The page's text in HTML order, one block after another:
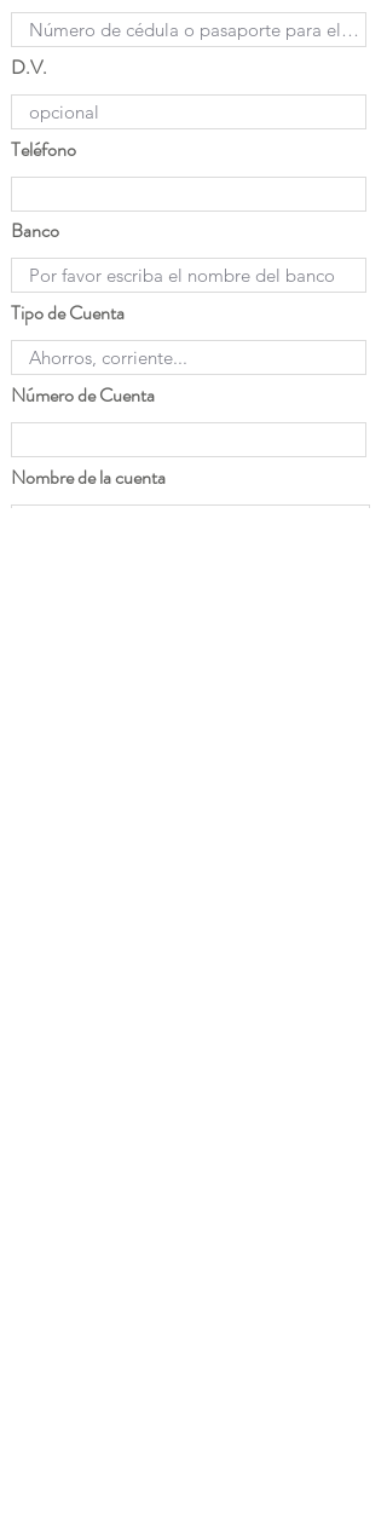
D.V.
Teléfono
Banco
Tipo de Cuenta
Número de Cuenta
Nombre de la cuenta